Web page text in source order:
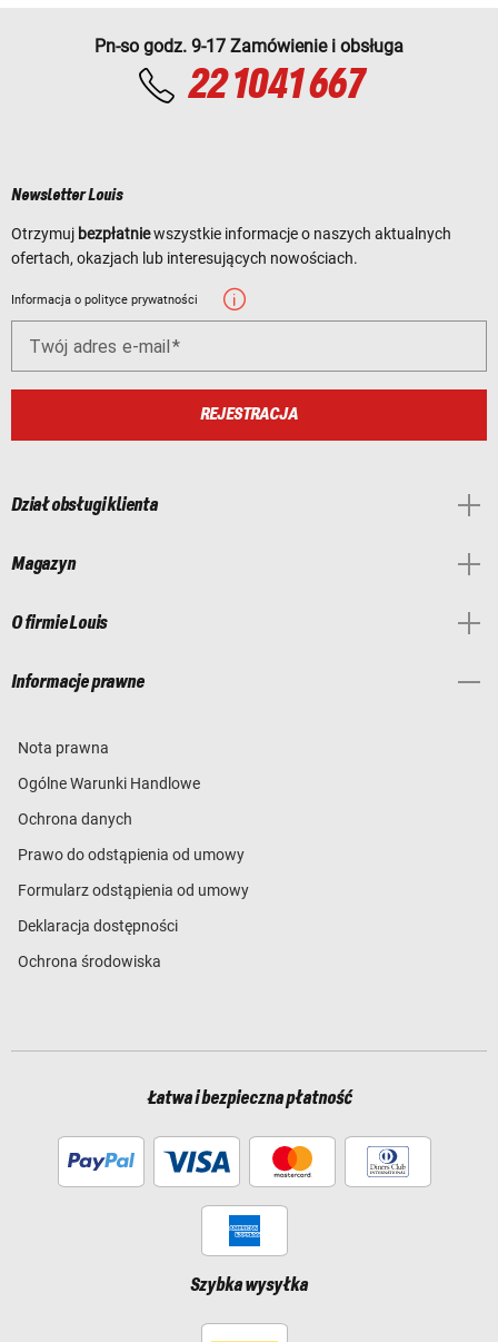
Pn-so godz. 9-17 Zamówienie i obsługa
22 1041 667
Newsletter Louis
Otrzymuj bezpłatniewszystkie informacje o naszych aktualnych
ofertach, okazjach lub interesujących nowościach.
Informacja o polityce prywatności
Twój adres e-mail
REJESTRACJA
Dział obsługi klienta
Magazyn
O firmie Louis
Informacje prawne
Nota prawna
Ogólne Warunki Handlowe
Ochrona danych
Prawo do odstąpienia od umowy
Formularz odstąpienia od umowy
Deklaracja dostępności
Ochrona środowiska
Łatwa i bezpieczna płatność
Szybka wysyłka